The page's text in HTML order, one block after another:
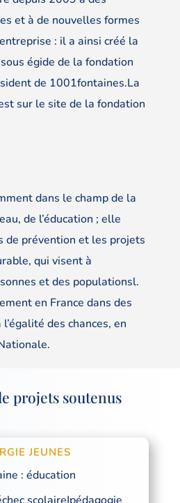
et à de nouvelles formes
: il a ainsi créé la
égide de la fondation
de 1001fontaines.La
sur le site de la fondation
dans le champ de la
de l’éducation ; elle
de prévention et les projets
qui visent à
et des populationsl.
en France dans des
des chances, en
projets soutenus
JEUNES
: éducation